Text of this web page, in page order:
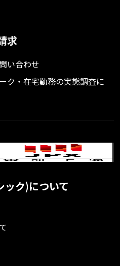
求
い合わせ
ク・在宅勤務の実態調査に
ック)について